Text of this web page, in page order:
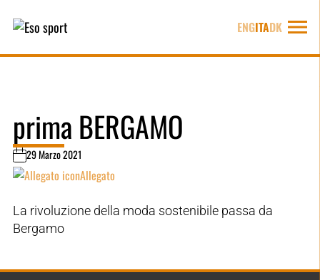
ENGITADK
prima BERGAMO
29 Marzo 2021
Allegato
La rivoluzione della moda sostenibile passa da
Bergamo